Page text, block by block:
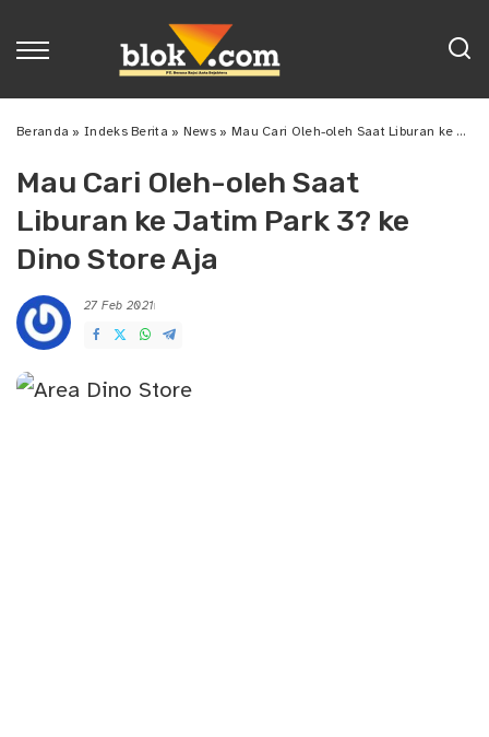
Beranda »Indeks Berita » News » Mau Cari Oleh-oleh Saat Liburan ke Jatim Park 3? ke Dino Store Aja
Mau Cari Oleh-oleh Saat
Liburan ke Jatim Park 3? ke
Dino Store Aja
27 Feb 2021
Posted
by